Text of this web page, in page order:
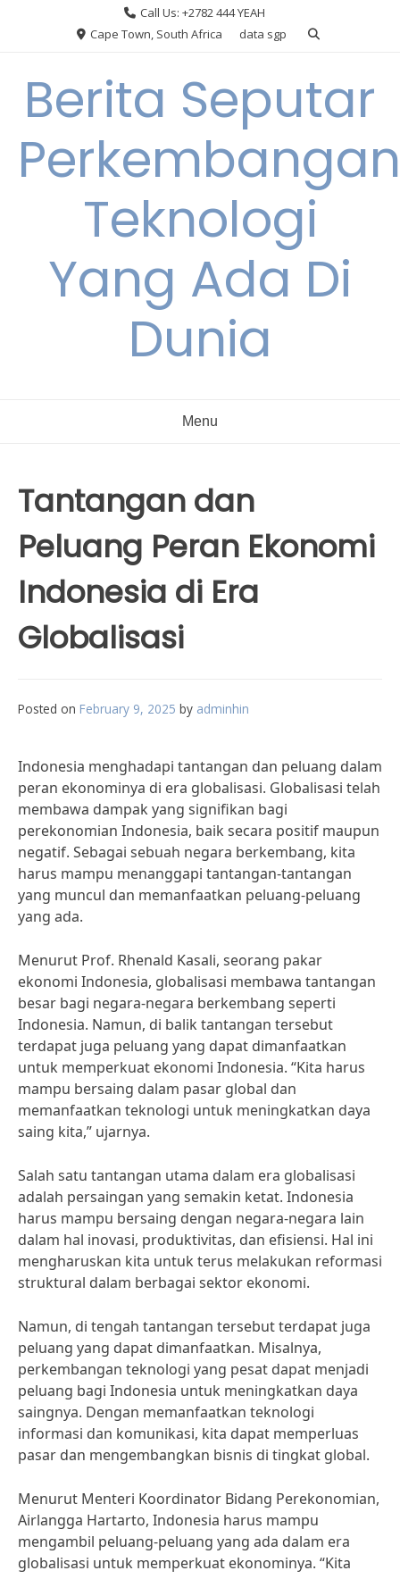
Call Us: +2782 444 YEAH
Cape Town, South Africa
data sgp
Berita Seputar
Perkembangan
Teknologi
Yang Ada Di
Dunia
Menu
Tantangan dan
Peluang Peran Ekonomi
Indonesia di Era
Globalisasi
Posted on February 9, 2025 by adminhin
Indonesia menghadapi tantangan dan peluang dalam
peran ekonominya di era globalisasi. Globalisasi telah
membawa dampak yang signifikan bagi
perekonomian Indonesia, baik secara positif maupun
negatif. Sebagai sebuah negara berkembang, kita
harus mampu menanggapi tantangan-tantangan
yang muncul dan memanfaatkan peluang-peluang
yang ada.
Menurut Prof. Rhenald Kasali, seorang pakar
ekonomi Indonesia, globalisasi membawa tantangan
besar bagi negara-negara berkembang seperti
Indonesia. Namun, di balik tantangan tersebut
terdapat juga peluang yang dapat dimanfaatkan
untuk memperkuat ekonomi Indonesia. “Kita harus
mampu bersaing dalam pasar global dan
memanfaatkan teknologi untuk meningkatkan daya
saing kita,” ujarnya.
Salah satu tantangan utama dalam era globalisasi
adalah persaingan yang semakin ketat. Indonesia
harus mampu bersaing dengan negara-negara lain
dalam hal inovasi, produktivitas, dan efisiensi. Hal ini
mengharuskan kita untuk terus melakukan reformasi
struktural dalam berbagai sektor ekonomi.
Namun, di tengah tantangan tersebut terdapat juga
peluang yang dapat dimanfaatkan. Misalnya,
perkembangan teknologi yang pesat dapat menjadi
peluang bagi Indonesia untuk meningkatkan daya
saingnya. Dengan memanfaatkan teknologi
informasi dan komunikasi, kita dapat memperluas
pasar dan mengembangkan bisnis di tingkat global.
Menurut Menteri Koordinator Bidang Perekonomian,
Airlangga Hartarto, Indonesia harus mampu
mengambil peluang-peluang yang ada dalam era
globalisasi untuk memperkuat ekonominya. “Kita